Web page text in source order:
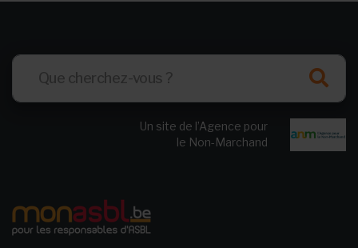
Un site de l’Agence pour
le Non-Marchand